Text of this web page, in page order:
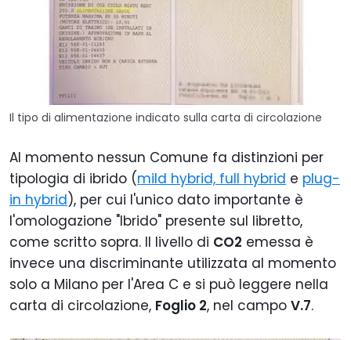
Il tipo di alimentazione indicato sulla carta di circolazione
Al momento nessun Comune fa distinzioni per
tipologia di ibrido (mild hybrid, full hybrid e plug-
in hybrid), per cui l'unico dato importante è
l'omologazione "Ibrido" presente sul libretto,
come scritto sopra. Il livello di CO2 emessa è
invece una discriminante utilizzata al momento
solo a Milano per l'Area C e si può leggere nella
carta di circolazione, Foglio 2, nel campo V.7.